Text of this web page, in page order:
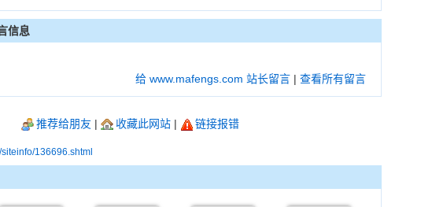
信息
给 www.mafengs.com 站长留言 | 查看所有留言
推荐给朋友 | 收藏此网站| 链接报错
136696.shtml